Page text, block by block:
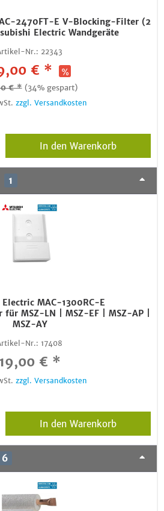
2470FT-E V-Blocking-Filter (2
Electric Wandgeräte
Nr.: 22343
€ *
€ * (34% gespart)
zzgl. Versandkosten
In den Warenkorb
1
MAC-1300RC-E
für MSZ-LN | MSZ-EF | MSZ-AP |
MSZ-AY
Nr.: 17408
19,00 € *
zzgl. Versandkosten
In den Warenkorb
6